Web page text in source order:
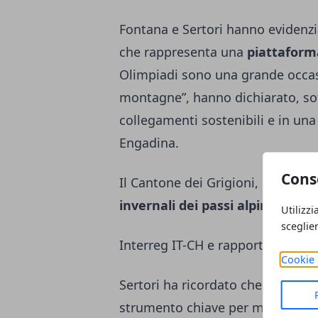
Cookie
Fontana e Sertori hanno
che rappresenta una
Olimpiadi sono una grande
montagne”, hanno dichiarato,
collegamenti sostenibili e in
Engadina.
Il Cantone dei Grigioni, da parte
invernali dei passi alpini
,
Interreg IT-CH e rapporti
Sertori ha ricordato che la
strumento chiave per mettere